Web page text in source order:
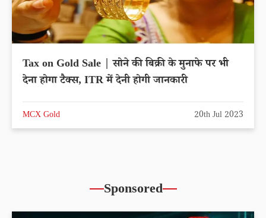
Tax on Gold Sale | सोने की बिक्री के मुनाफे पर भी
देना होगा टैक्स, ITR में देनी होगी जानकारी
MCX Gold 20th Jul 2023
Sponsored